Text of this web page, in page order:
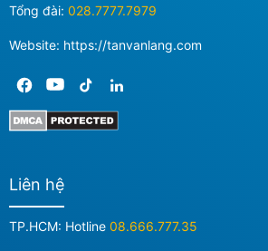
Tổng đài: 028.7777.7979
Website: https://tanvanlang.com
Liên hệ
TP.HCM: Hotline 08.666.777.35